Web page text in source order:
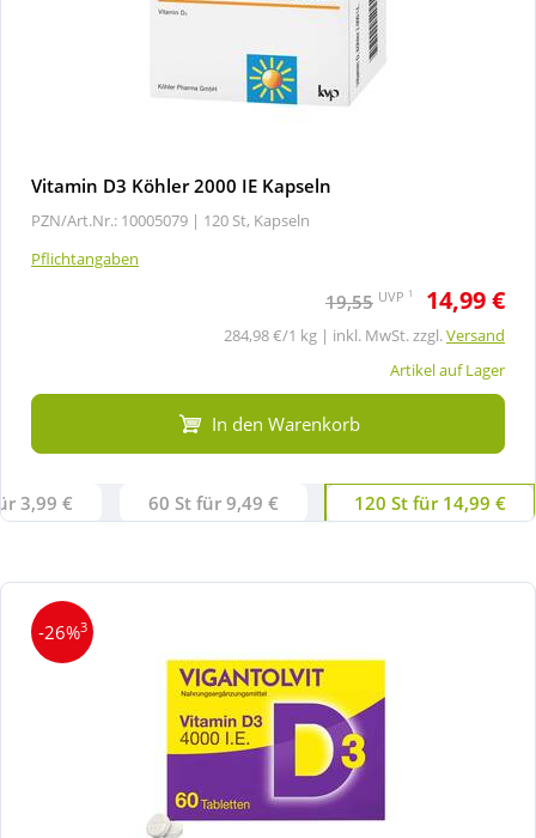
Vitamin D3 Köhler 2000 IE Kapseln
PZN/Art.Nr.: 10005079 | 120 St, Kapseln
Pflichtangaben
19,55 UVP 1 14,99 €
284,98 €/1 kg | inkl. MwSt. zzgl.Versand
Artikel auf Lager
In den Warenkorb
3,99 € 60 St für 9,49 € 120 St für 14,99 €
-26%3